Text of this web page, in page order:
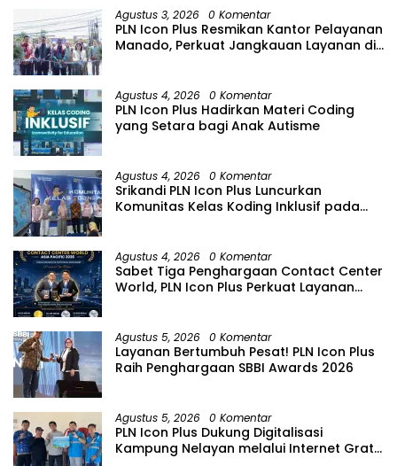
Agustus 3, 2026 0 Komentar
PLN Icon Plus Resmikan Kantor Pelayanan
Manado, Perkuat Jangkauan Layanan di
Agustus 4, 2026 0 Komentar
PLN Icon Plus Hadirkan Materi Coding
yang Setara bagi Anak Autisme
Agustus 4, 2026 0 Komentar
Srikandi PLN Icon Plus Luncurkan
Komunitas Kelas Koding Inklusif pada
Agustus 4, 2026 0 Komentar
Sabet Tiga Penghargaan Contact Center
World, PLN Icon Plus Perkuat Layanan
Agustus 5, 2026 0 Komentar
Layanan Bertumbuh Pesat! PLN Icon Plus
Raih Penghargaan SBBI Awards 2026
Agustus 5, 2026 0 Komentar
PLN Icon Plus Dukung Digitalisasi
Kampung Nelayan melalui Internet Gratis